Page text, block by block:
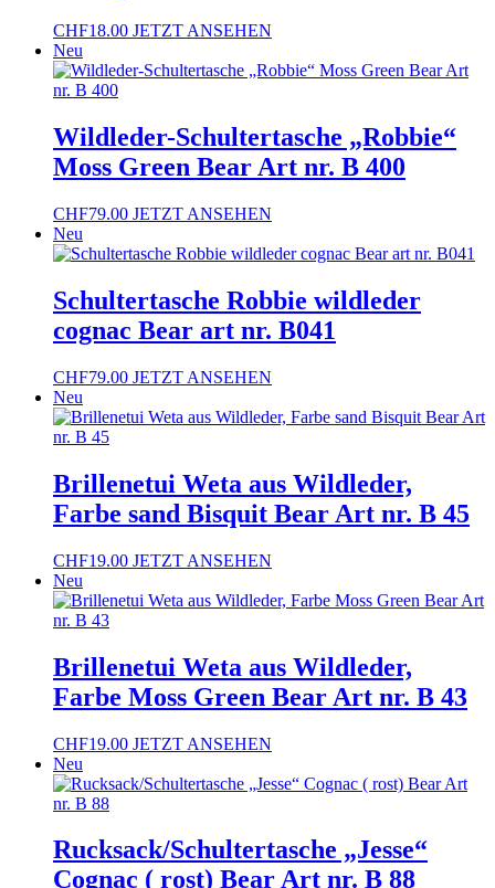
CHF18.00 JETZT ANSEHEN
Neu
Wildleder-Schultertasche „Robbie“
Moss Green Bear Art nr. B 400
CHF79.00 JETZT ANSEHEN
Neu
Schultertasche Robbie wildleder
cognac Bear art nr. B041
CHF79.00 JETZT ANSEHEN
Neu
Brillenetui Weta aus Wildleder,
Farbe sand Bisquit Bear Art nr. B 45
CHF19.00 JETZT ANSEHEN
Neu
Brillenetui Weta aus Wildleder,
Farbe Moss Green Bear Art nr. B 43
CHF19.00 JETZT ANSEHEN
Neu
Rucksack/Schultertasche „Jesse“
Cognac ( rost) Bear Art nr. B 88